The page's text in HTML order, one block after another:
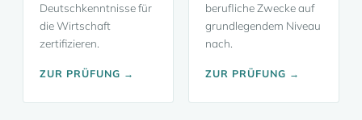
Deutschkenntnisse für
die Wirtschaft
zertifizieren.
ZUR PRÜFUNG →
berufliche Zwecke auf
grundlegendem Niveau
nach.
ZUR PRÜFUNG →